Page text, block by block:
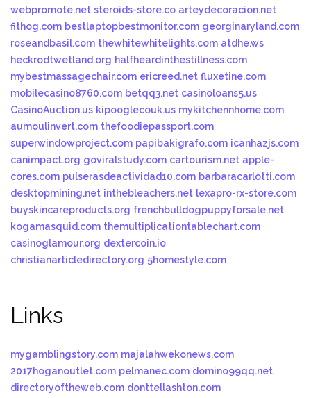
webpromote.net steroids-store.co arteydecoracion.net
fithog.com bestlaptopbestmonitor.com georginaryland.com
roseandbasil.com thewhitewhitelights.com atdhe.ws
heckrodtwetland.org halfheardinthestillness.com
mybestmassagechair.com ericreed.net fluxetine.com
mobilecasino8760.com betqq3.net casinoloans5.us
CasinoAuction.us kipooglecouk.us mykitchennhome.com
aumoulinvert.com thefoodiepassport.com
superwindowproject.com papibakigrafo.com icanhazjs.com
canimpact.org goviralstudy.com cartourism.net apple-
cores.com pulserasdeactividad10.com barbaracarlotti.com
desktopmining.net inthebleachers.net lexapro-rx-store.com
buyskincareproducts.org frenchbulldogpuppyforsale.net
kogamasquid.com themultiplicationtablechart.com
casinoglamour.org dextercoin.io
christianarticledirectory.org 5homestyle.com
Links
mygamblingstory.com majalahwekonews.com
2017hoganoutlet.com pelmanec.com domino99qq.net
directoryoftheweb.com donttellashton.com